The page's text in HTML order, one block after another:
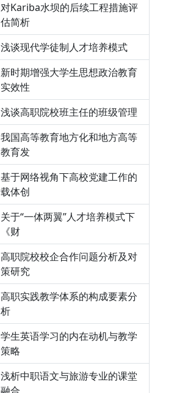
对Kariba水坝的后续工程措施评
估简析
浅谈现代学徒制人才培养模式
新时期增强大学生思想政治教育
实效性
浅谈高职院校班主任的班级管理
我国高等教育地方化和地方高等
教育发
基于网络视角下高校党建工作的
载体创
关于“一体两翼”人才培养模式下
《财
高职院校校企合作问题分析及对
策研究
高职实践教学体系的构成要素分
析
学生英语学习的内在动机与教学
策略
浅析中职语文与旅游专业的课堂